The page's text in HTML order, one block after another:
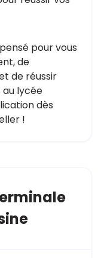
pour vous
de
de réussir
lycée
dès
!